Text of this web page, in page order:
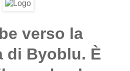
verso la
di Byoblu. È